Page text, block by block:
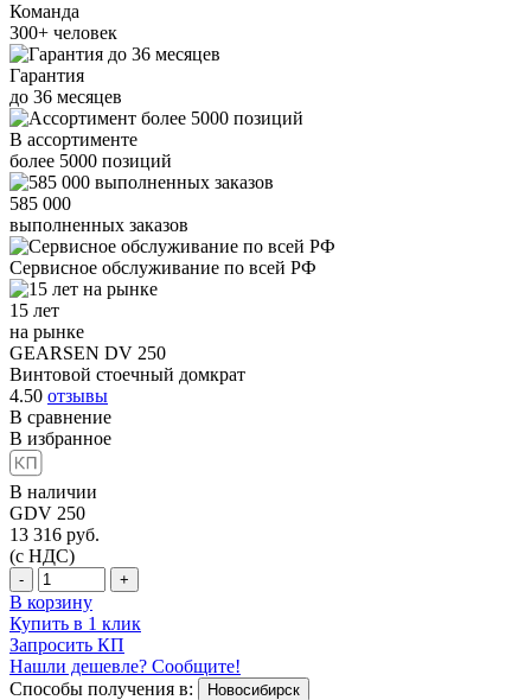
Команда
300+ человек
Гарантия
до 36 месяцев
В ассортименте
более 5000 позиций
585 000
выполненных заказов
Сервисное обслуживание по всей РФ
15 лет
на рынке
GEARSEN DV 250
Винтовой стоечный домкрат
4.50 отзывы
В сравнение
В избранное
В наличии
GDV 250
13 316 руб.
(с НДС)
- +
В корзину
Купить в 1 клик
Запросить КП
Нашли дешевле? Сообщите!
Способы получения в:
Новосибирск